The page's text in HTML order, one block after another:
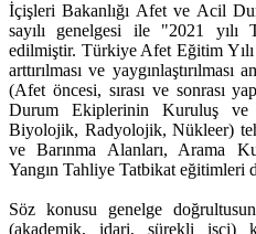
İçişleri Bakanlığı Afet ve Acil
sayılı genelgesi ile "2021
edilmiştir. Türkiye Afet Eğitim Yılı
arttırılması ve
(Afet öncesi, sırası ve sonrası
Durum Ekiplerinin Kuruluş
Biyolojik, Radyolojik, Nükleer)
ve Barınma Alanları, Arama
Yangın Tahliye Tatbikat eğitimleri
Söz konusu genelge
(akademik, idari, sürekli işçi)